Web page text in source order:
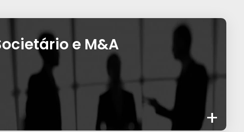
e M&A
+